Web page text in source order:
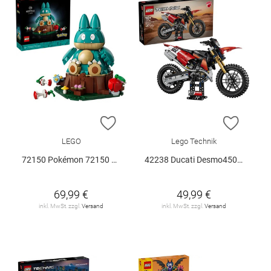
ZUR WUNSCHLISTE HINZUFÜGEN
LEGO
72150 Pokémon 72150 V29
69,99 €
inkl. MwSt. zzgl. Versand
ZUR
Lego Technik
42238 Ducati Desmo450 MX Factory M.. V29
49,99 €
inkl. MwSt. zzgl. Versand